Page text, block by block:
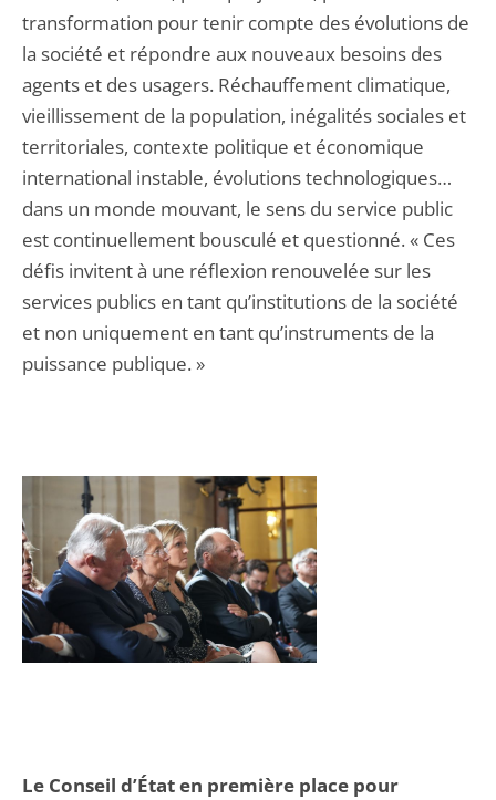
transformation pour tenir compte des évolutions de
la société et répondre aux nouveaux besoins des
agents et des usagers. Réchauffement climatique,
vieillissement de la population, inégalités sociales et
territoriales, contexte politique et économique
international instable, évolutions technologiques…
dans un monde mouvant, le sens du service public
est continuellement bousculé et questionné. « Ces
défis invitent à une réflexion renouvelée sur les
services publics en tant qu’institutions de la société
et non uniquement en tant qu’instruments de la
puissance publique. »
Le Conseil d’État en première place pour